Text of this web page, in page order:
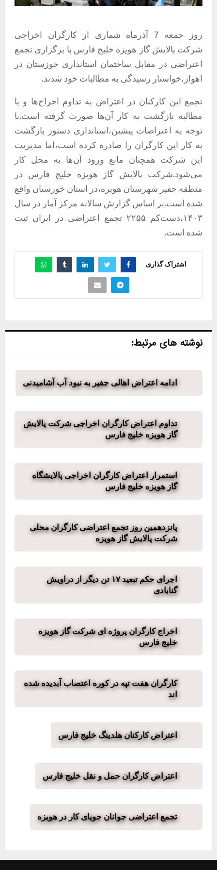
روز جمعه 7 آذرماه شماری از کارگران اخراجی
شرکت پالایش گاز هویزه خلیج فارس با برگزاری تجمع
اعتراضی در مقابل ساختمان استانداری خوزستان در
اهواز،خواستار رسیدگی به مطالبات خود شدند.
تجمع این کارکنان در اعتراض به تداوم اخراج‌ها و با
مطالبه بازگشت به کار آن‌ها صورت گرفته است.با
توجه به اعتراضات پیشین،استانداری دستور بازگشت
به کار این کارگران را صادره کرده است،اما مدیریت
این شرکت همچنان مانع ورود آن‌ها به محل کار
می‌شود.شرکت پالایش گاز هویزه خلیج فارس در
منطقه جفیر شهرستان هویزه،در استان خوزستان واقع
شده است.بر اساس گزارش سالانه مرکز آمار در سال
۱۴۰۳،دست‌کم ۲۲۵۵ تجمع اعتراضی در ایران ثبت
شده است.
اشتراک گذاری
نوشته های مرتبط:
ادامه اعتراض اهالی جفیر به نبود آب آشامیدنی
تداوم اعتراض کارگران اخراجی شرکت پالایش
گاز هویزه خلیج فارس
استمرار اعتراض کارگران اخراجی پالایشگاه
گاز هویزه خلیج فارس
پانزدهمین روز تجمع اعتراضی کارگران محلی
شرکت پالایش گاز هویزه
اجرای حکم تبعید ۱۷ تن دیگر از دراویش
گنابادی
اخراج کارگران پروژه ای شرکت گاز هویزه
خلیج فارس
کارگران هفت تپه در کوره اعتصاب آبدیده شده
اند
اعتراض کارکنان هلدینگ خلیج فارس
اعتراض کارگران حمل و نقل خلیج فارس
تجمع اعتراضی جوانان جویای کار در هویزه